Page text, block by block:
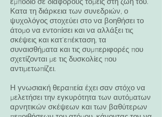
εμπόδιο σε διάφορους τομείς στη ζωή του.
Κατα τη διάρκεια των συνεδριών, ο
ψυχολόγος στοχεύει στο να βοηθήσει το
άτομο να εντοπίσει και να αλλάξει τις
σκέψεις και κατ’επέκταση, τα
συναισθήματα και τις συμπεριφορές που
σχετίζονται με τις δυσκολίες που
αντιμετωπίζει.
Η γνωσιακή θεραπεία έχει σαν στόχο να
μελετήσει την εγκυρότητα των αυτόματων
αρνητικών σκέψεων και των βαθύτερων